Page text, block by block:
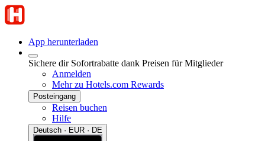
App herunterladen
Sichere dir Sofortrabatte dank Preisen für Mitglieder
Anmelden
Mehr zu Hotels.com Rewards
Posteingang
Reisen buchen
Hilfe
Deutsch · EUR · DE